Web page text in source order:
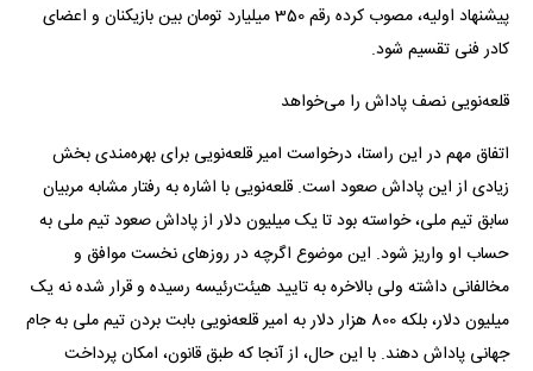
پیشنهاد اولیه، مصوب کرده رقم 350 میلیارد تومان بین بازیکنان و اعضای
کادر فنی تقسیم شود.
قلعه‌نویی نصف پاداش را می‌خواهد
اتفاق مهم در این راستا، درخواست امیر قلعه‌نویی برای بهره‌مندی بخش
زیادی از این پاداش صعود است. قلعه‌نویی با اشاره به رفتار مشابه مربیان
سابق تیم ملی، خواسته بود تا یک میلیون دلار از پاداش صعود تیم ملی به
حساب او واریز شود. این موضوع اگرچه در روزهای نخست موافق و
مخالفانی داشته ولی بالاخره به تایید هیئت‌رئیسه رسیده و قرار شده نه یک
میلیون دلار، بلکه 800 هزار دلار به امیر قلعه‌نویی بابت بردن تیم ملی به جام
جهانی پاداش دهند. با این حال، از آنجا که طبق قانون، امکان پرداخت